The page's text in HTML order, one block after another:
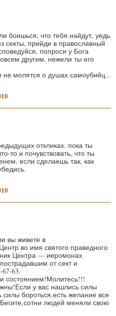
боишься, что тебя найдут, уедь
секты, прийди в православный
попроси у Бога
другим, нежели ты его
не молятся о душах самоубийц...
откликах. пока ты
то и почувствовать, что ты
если сделаешь так, как
вы живете в
во имя святого праведного
Центра — иеромонах
от сект и
63.
состоянием!Молитесь!!!
у вас нашлись силы
бороться,есть желание все
людей меняли свою